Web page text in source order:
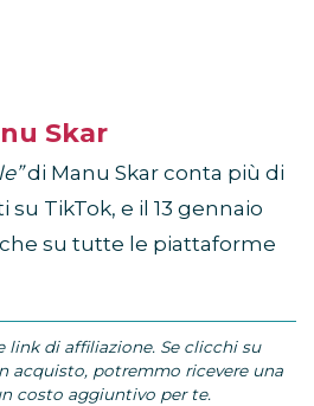
Skar
di Manu Skar conta più di
su TikTok, e il 13 gennaio
su tutte le piattaforme
di affiliazione. Se clicchi su
acquisto, potremmo ricevere una
costo aggiuntivo per te.